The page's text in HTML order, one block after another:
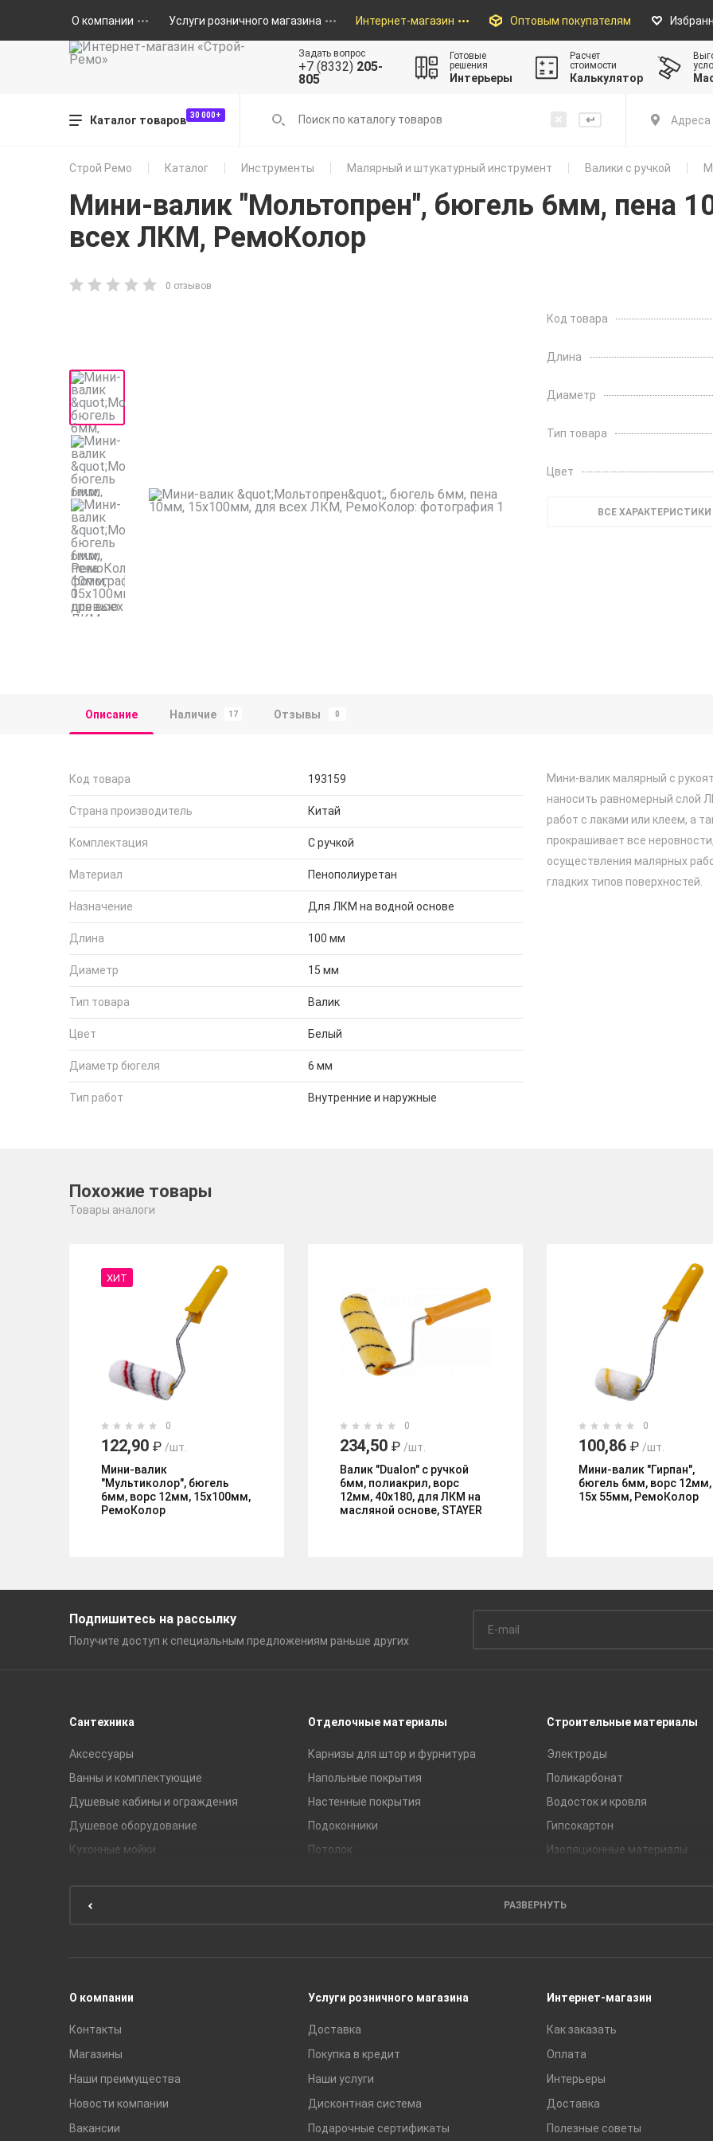
О компании Услуги розничного магазина Интернет-магазин Оптовым покупателям
Задать вопрос
+7 (8332) 205-
805
Готовые
решения
Интерьеры
Расчет
стоимости
Калькулятор
Каталог товаров 30 000+ Адреса
Строй Ремо Каталог Инструменты Малярный и штукатурный инструмент Валики с ручкой
Мини-валик "Мольтопрен", бюгель 6мм, пена
всех ЛКМ, РемоКолор
0 отзывов
Код товара
Длина
Диаметр
Тип товара
Цвет
ВСЕ ХАРАКТЕРИСТИКИ
Описание Наличие 17 Отзывы 0
Код товара 193159
Страна производитель Китай
Комплектация С ручкой
Материал Пенополиуретан
Назначение Для ЛКМ на водной основе
Длина 100 мм
Диаметр 15 мм
Тип товара Валик
Цвет Белый
Диаметр бюгеля 6 мм
Тип работ Внутренние и наружные
Мини-валик малярный с
наносить равномерный слой
работ с лаками или клеем, а
прокрашивает все
осуществления малярных
гладких типов поверхностей.
Похожие товары
Товары аналоги
ХИТ
0
122,90 ₽ /шт.
Мини-валик
"Мультиколор", бюгель
6мм, ворс 12мм, 15х100мм,
РемоКолор
0
234,50 ₽ /шт.
Валик "Dualon" с ручкой
6мм, полиакрил, ворс
12мм, 40х180, для ЛКМ на
масляной основе, STAYER
0
100,86 ₽ /шт.
Мини-валик "Гирпан",
бюгель 6мм, ворс 12мм,
15х 55мм, РемоКолор
Подпишитесь на рассылку
Получите доступ к специальным предложениям раньше других
Сантехника
Аксессуары
Ванны и комплектующие
Душевые кабины и ограждения
Душевое оборудование
Кухонные мойки
Отделочные материалы
Карнизы для штор и фурнитура
Напольные покрытия
Настенные покрытия
Подоконники
Потолок
Строительные материалы
Электроды
Поликарбонат
Водосток и кровля
Гипсокартон
Изоляционные материалы
Сухие смеси
РАЗВЕРНУТЬ
О компании
Контакты
Магазины
Наши преимущества
Новости компании
Вакансии
Услуги розничного магазина
Доставка
Покупка в кредит
Наши услуги
Дисконтная система
Подарочные сертификаты
Интернет-магазин
Как заказать
Оплата
Интерьеры
Доставка
Полезные советы